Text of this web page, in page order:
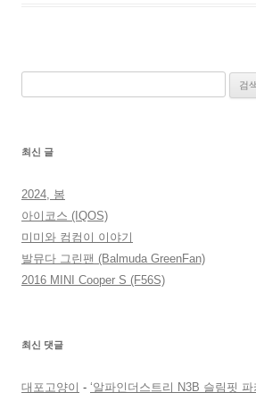
최신 글
2024, 봄
아이코스 (IQOS)
미미와 컴컴이 이야기
발뮤다 그린팬 (Balmuda GreenFan)
2016 MINI Cooper S (F56S)
최신 댓글
대포고양이 - ‘알파인더스트리 N3B 슬림핏 파